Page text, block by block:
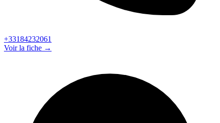
+33184232061
Voir la fiche →